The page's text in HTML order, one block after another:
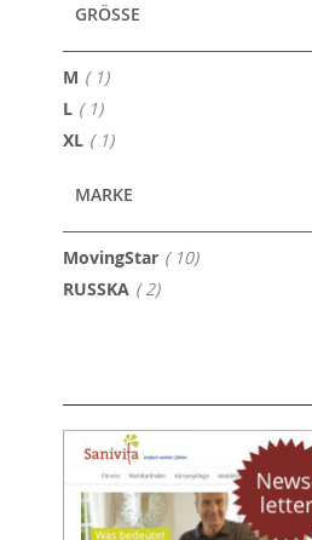
GRÖSSE
M 1Artikel
L 1Artikel
XL 1Artikel
MARKE
MovingStar 10Artikel
RUSSKA 2Artikel